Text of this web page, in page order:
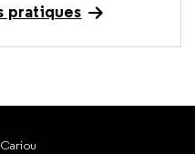
pratiques